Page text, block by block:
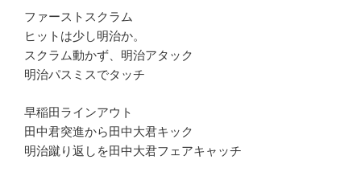
ファーストスクラム
ヒットは少し明治か。
スクラム動かず、明治アタック
明治パスミスでタッチ
早稲田ラインアウト
田中君突進から田中大君キック
明治蹴り返しを田中大君フェアキャッチ